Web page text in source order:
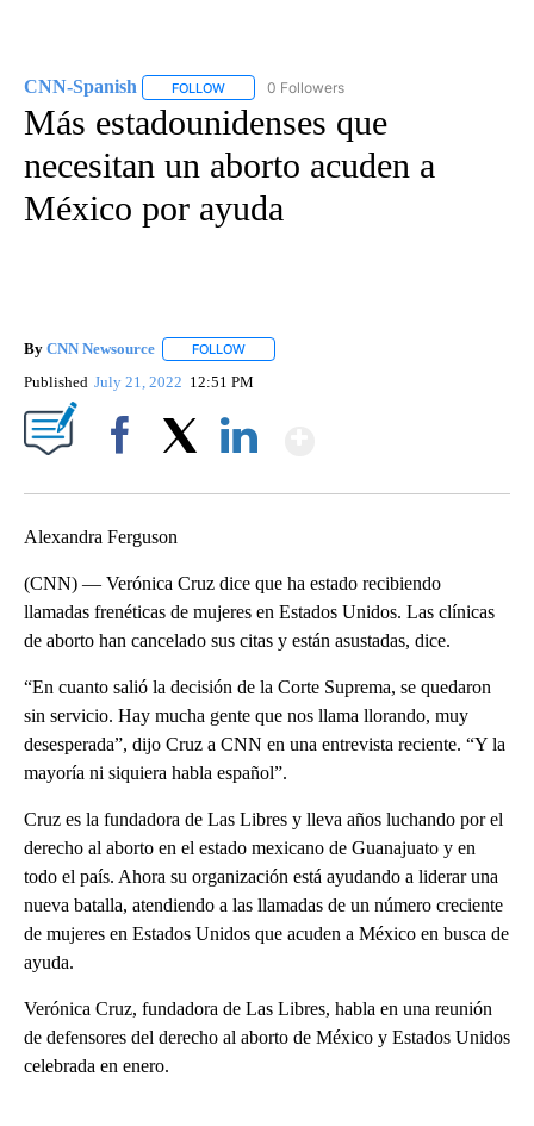
CNN-Spanish FOLLOW FOLLOW "CNN-SPANISH" TO RECEIVE
0 Followers
Más estadounidenses que
necesitan un aborto acuden a
México por ayuda
By CNN Newsource FOLLOW
Published July 21, 2022 12:51 PM
Alexandra Ferguson
(CNN) — Verónica Cruz dice que ha estado recibiendo
llamadas frenéticas de mujeres en Estados Unidos. Las clínicas
de aborto han cancelado sus citas y están asustadas, dice.
“En cuanto salió la decisión de la Corte Suprema, se quedaron
sin servicio. Hay mucha gente que nos llama llorando, muy
desesperada”, dijo Cruz a CNN en una entrevista reciente. “Y la
mayoría ni siquiera habla español”.
Cruz es la fundadora de Las Libres y lleva años luchando por el
derecho al aborto en el estado mexicano de Guanajuato y en
todo el país. Ahora su organización está ayudando a liderar una
nueva batalla, atendiendo a las llamadas de un número creciente
de mujeres en Estados Unidos que acuden a México en busca de
ayuda.
Verónica Cruz, fundadora de Las Libres, habla en una reunión
de defensores del derecho al aborto de México y Estados Unidos
celebrada en enero.